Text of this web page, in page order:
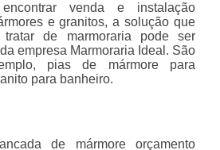
venda e instalação
e granitos, a solução que
de marmoraria pode ser
empresa Marmoraria Ideal. São
pias de mármore para
para banheiro.
de mármore orçamento